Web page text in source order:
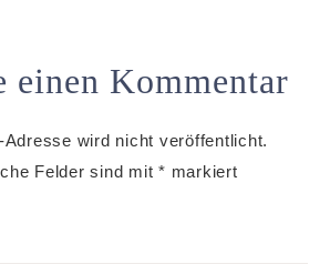
einen Kommentar
Adresse wird nicht veröffentlicht.
Felder sind mit * markiert